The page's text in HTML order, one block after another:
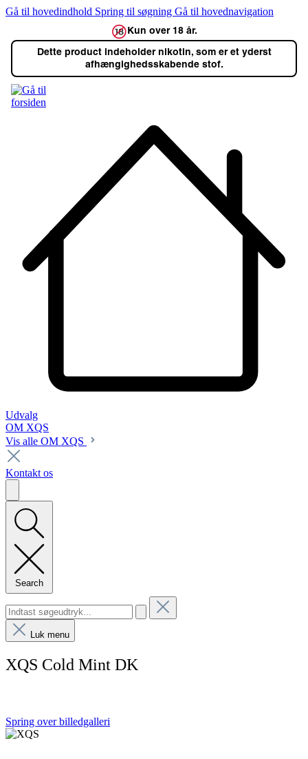
Gå til hovedindhold Spring til søgning Gå til hovednavigation
Kun over 18 år.
Dette product indeholder nikotin, som er et yderst
afhængighedsskabende stof.
Udvalg
OM XQS
Vis alle OM XQS
Kontakt os
Search
Luk menu
XQS Cold Mint DK
Spring over billedgalleri